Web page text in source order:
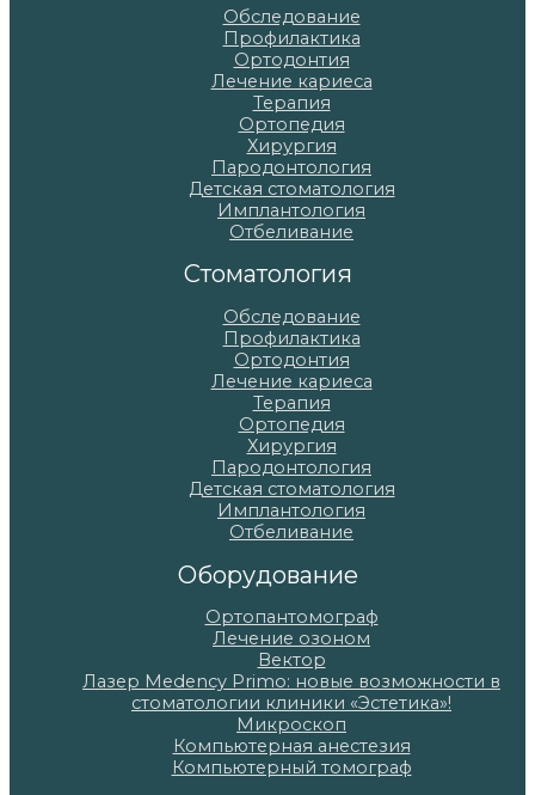
Обследование
Профилактика
Ортодонтия
Лечение кариеса
Терапия
Ортопедия
Хирургия
Пародонтология
Детская стоматология
Имплантология
Отбеливание
Стоматология
Обследование
Профилактика
Ортодонтия
Лечение кариеса
Терапия
Ортопедия
Хирургия
Пародонтология
Детская стоматология
Имплантология
Отбеливание
Оборудование
Ортопантомограф
Лечение озоном
Вектор
Лазер Medency Primo: новые возможности в
стоматологии клиники «Эстетика»!
Микроскоп
Компьютерная анестезия
Компьютерный томограф